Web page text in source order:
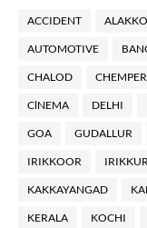
ACCIDENT
AUTOMOTIVE
CHALOD
ClNEMA DELHI
GOA GUDALLUR
IRIKKOOR
KAKKAYANGAD
KERALA KOCHI